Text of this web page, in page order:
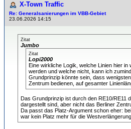
X-Town Traffic
Re: Generalsanierungen im VBB-Gebiet
23.06.2026 14:15
Zitat
Jumbo
Zitat
Lopi2000
Eine wirkliche Logik, welche Linien hier in
werden und welche nicht, kann ich
Grundprinzip könnte sein, dass
Zentrum bedienen, auf gesamter
Das Grundprinzip ist durch den RE10/RE11
dargestellt sind, aber nicht das Berliner
Da passt das Platz-Argument schon eher:
war kein Platz mehr für die Westverlängerung.